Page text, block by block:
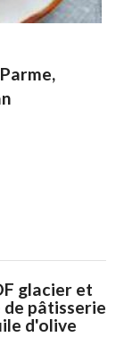
glacier et
de pâtisserie
d'olive